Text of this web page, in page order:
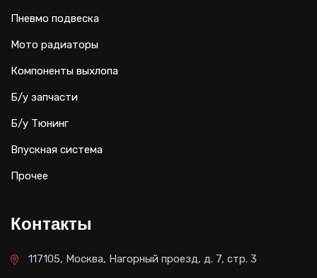
Пневмо подвеска
Мото радиаторы
Компоненты выхлопа
Б/у запчасти
Б/у Тюнинг
Впускная система
Прочее
Контакты
117105, Москва, Нагорный проезд, д. 7, стр. 3